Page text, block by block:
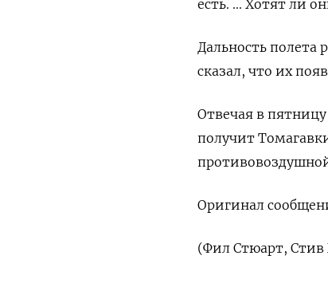
есть. ... Хотят ли
Дальность полета
сказал, что их
Отвечая в
получит
Оригинал
(Фил Стюарт, Стив